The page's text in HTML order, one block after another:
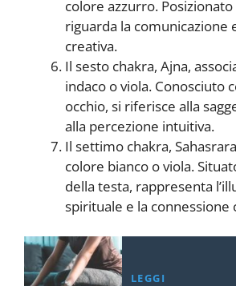
colore azzurro. Posizionato
riguarda la comunicazione
creativa.
Il sesto chakra, Ajna,
indaco o viola. Conosciuto
occhio, si riferisce alla
alla percezione intuitiva.
Il settimo chakra,
colore bianco o viola.
della testa, rappresenta
spirituale e la connessione
LEGGI